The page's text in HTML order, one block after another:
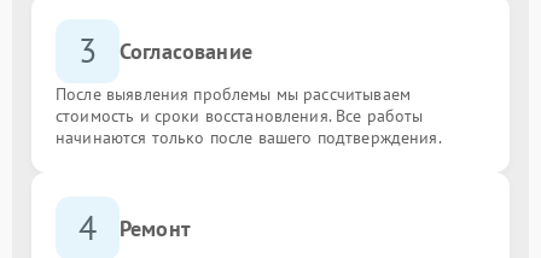
3 Согласование
После выявления проблемы мы рассчитываем
стоимость и сроки восстановления. Все работы
начинаются только после вашего подтверждения.
4 Ремонт